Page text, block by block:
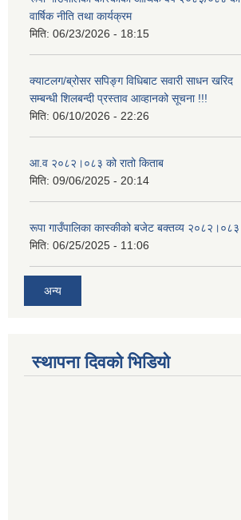
वार्षिक नीति तथा कार्यक्रम
मिति: 06/23/2026 - 18:15
क्याटलग/ब्रोसर सपिङ्ग विधिबाट सवारी साधन खरिद
सम्बन्धी शिलबन्दी प्रस्ताव आव्हानको सूचना !!!
मिति: 06/10/2026 - 22:26
आ.व २०८२।०८३ को रातो किताब
मिति: 09/06/2025 - 20:14
रूपा गाउँपालिका कास्कीको बजेट बक्तव्य २०८२।०८३
मिति: 06/25/2025 - 11:06
अन्य
स्थापना दिवको भिडियो